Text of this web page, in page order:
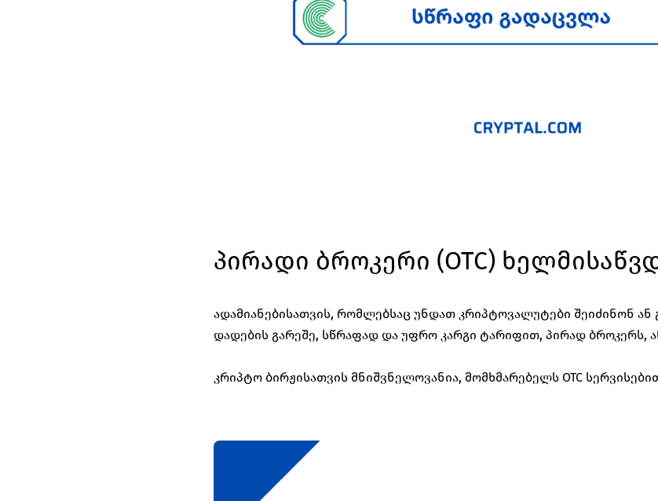
პირადი ბროკერი (OTC)
ადამიანებისათვის, რომლებსაც უნდათ კრიპტოვალუტები შეიძინონ
დადების გარეშე, სწრაფად და უფრო კარგი ტარიფით, პირად ბროკერს,
კრიპტო ბირჟისათვის მნიშვნელოვანია, მომხმარებელს OTC